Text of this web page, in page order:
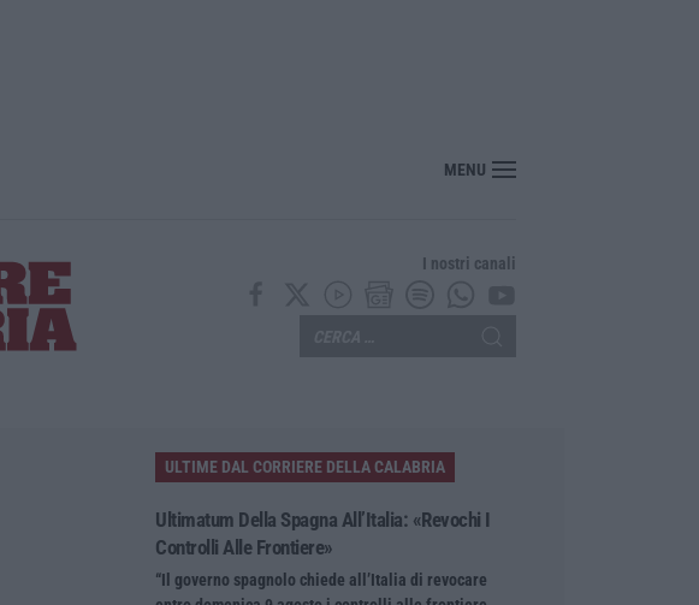
MENU
I nostri canali
ULTIME DAL CORRIERE DELLA CALABRIA
Ultimatum Della Spagna All’Italia: «Revochi I
Controlli Alle Frontiere»
“Il governo spagnolo chiede all’Italia di revocare